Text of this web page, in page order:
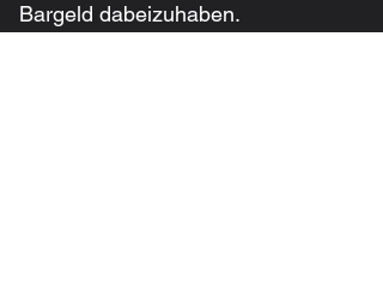
Bargeld dabeizuhaben.